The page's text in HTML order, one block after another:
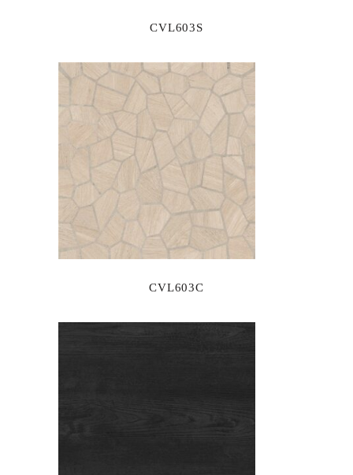
CVL603S
CVL603C